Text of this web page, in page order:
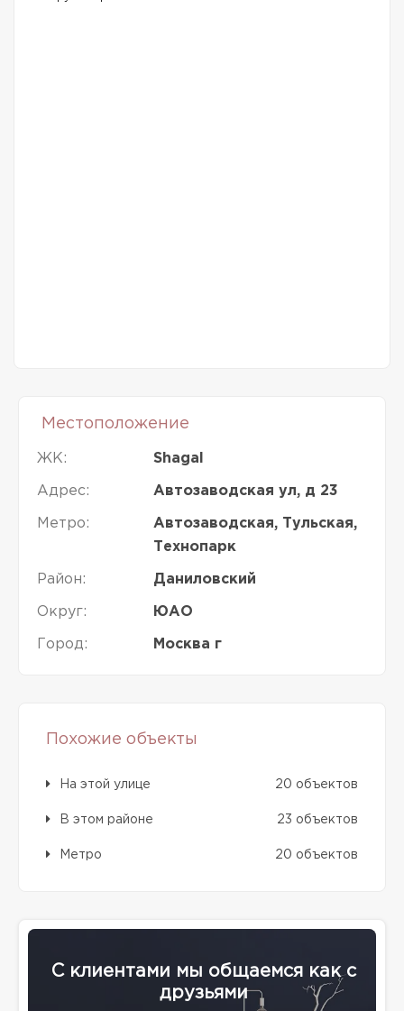
Местоположение
ЖК: Shagal
Адрес: Автозаводская ул, д 23
Метро:
Автозаводская, Тульская,
Технопарк
Район: Даниловский
Округ: ЮАО
Город: Москва г
Похожие объекты
На этой улице 20 объектов
В этом районе 23 объектов
Метро 20 объектов
С клиентами мы общаемся как с
друзьями